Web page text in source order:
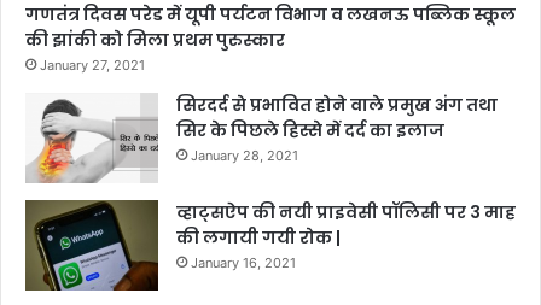
गणतंत्र दिवस परेड में यूपी पर्यटन विभाग व लखनऊ पब्लिक स्कूल
की झांकी को मिला प्रथम पुरुस्कार
January 27, 2021
सिरदर्द से प्रभावित होने वाले प्रमुख अंग तथा
सिर के पिछले हिस्से में दर्द का इलाज
January 28, 2021
व्हाट्सऐप की नयी प्राइवेसी पॉलिसी पर 3 माह
की लगायी गयी रोक |
January 16, 2021